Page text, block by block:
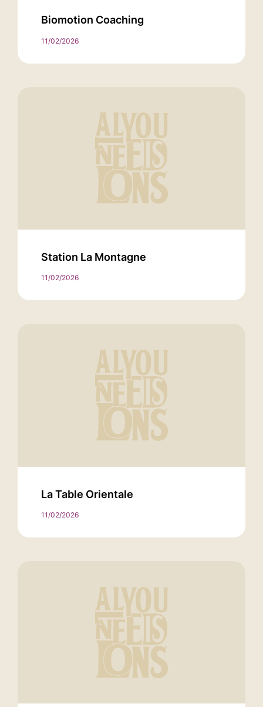
Biomotion Coaching
11/02/2026
Station La Montagne
11/02/2026
La Table Orientale
11/02/2026